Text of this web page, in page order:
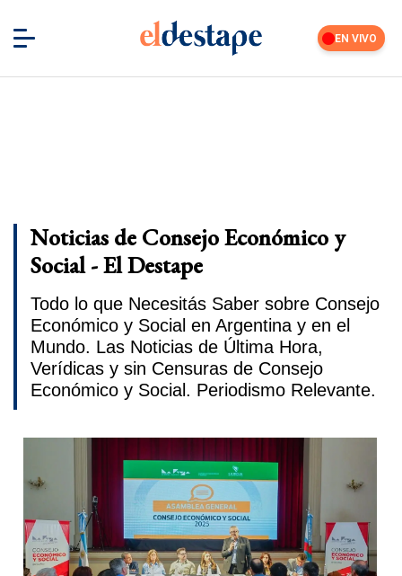
EN VIVO
Noticias de Consejo Económico y
Social - El Destape
Todo lo que Necesitás Saber sobre Consejo
Económico y Social en Argentina y en el
Mundo. Las Noticias de Última Hora,
Verídicas y sin Censuras de Consejo
Económico y Social. Periodismo Relevante.